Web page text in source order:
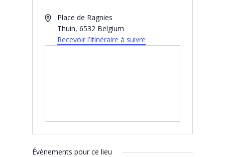
AdressePlace de Ragnies
Thuin, 6532 Belgium
Recevoir l’Itinéraire à suivre
Évènements pour ce lieu